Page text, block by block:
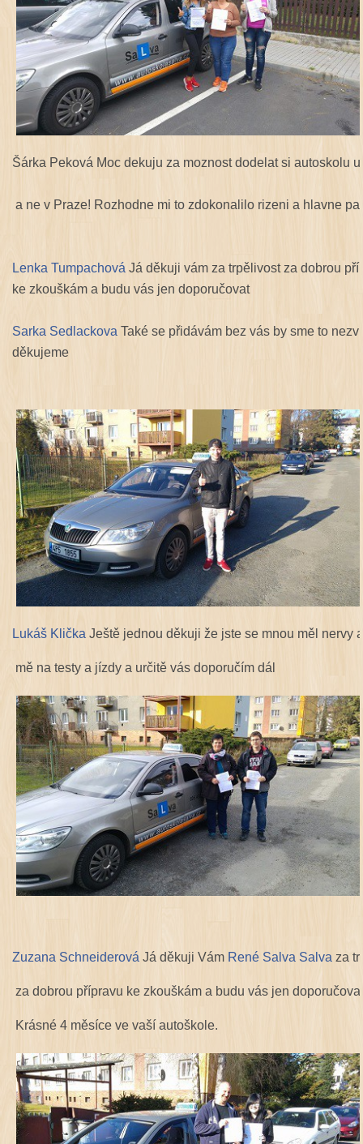
Šárka Peková Moc dekuju za moznost dodelat si autoskolu u
a ne v Praze! Rozhodne mi to zdokonalilo rizeni a hlavne
Lenka Tumpachová Já děkuji vám za trpělivost za dobrou
ke zkouškám a budu vás jen doporučovat
Sarka Sedlackova Také se přidávám bez vás by sme to
děkujeme
Lukáš Klička Ještě jednou děkuji že jste se mnou měl nervy
mě na testy a jízdy a určitě vás doporučím dál
Zuzana Schneiderová Já děkuji Vám René Salva Salva za
za dobrou přípravu ke zkouškám a budu vás jen
Krásné 4 měsíce ve vaší autoškole.